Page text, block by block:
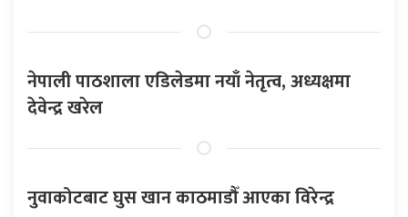
नेपाली पाठशाला एडिलेडमा नयाँ नेतृत्व, अध्यक्षमा
देवेन्द्र खरेल
नुवाकोटबाट घुस खान काठमाडौँ आएका विरेन्द्र